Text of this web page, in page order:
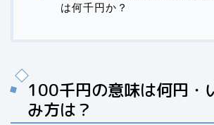
は何千円か？
100千円の意味は何円・
み方は？